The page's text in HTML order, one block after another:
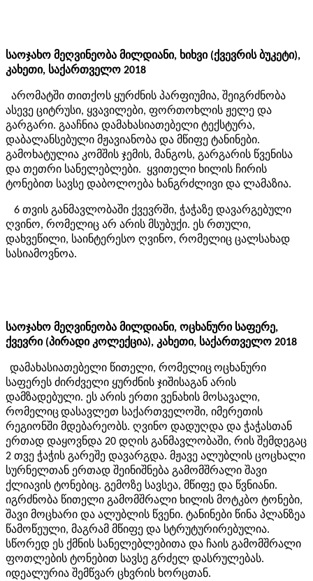
საოჯახო მეღვინეობა მილდიანი, ხიხვი (ქვევრის ბუკეტი),
კახეთი, საქართველო 2018
არომატში თითქოს ყურძნის პარფიუმია, შეიგრძნობა
ასევე ციტრუსი, ყვავილები, ფორთოხლის ჟელე და
გარგარი. გააჩნია დამახასიათებელი ტექსტურა,
დაბალანსებული მჟავიანობა და მწიფე ტანინები.
გამოხატულია კომშის ჯემის, მანგოს, გარგარის წვენისა
და თეთრი სანელებლები. ყვითელი ხილის ჩირის
ტონებით სავსე დაბოლოება ხანგრძლივი და ლამაზია.
6 თვის განმავლობაში ქვევრში, ჭაჭაზე დავარგებული
ღვინო, რომელიც არ არის მსუბუქი. ეს რთული,
დახვეწილი, საინტერესო ღვინო, რომელიც ცალსახად
სასიამოვნოა.
საოჯახო მეღვინეობა მილდიანი, ოცხანური საფერე,
ქვევრი (პირადი კოლექცია), კახეთი, საქართველო 2018
დამახასიათებელი წითელი, რომელიცოცხანური
საფერეს ძირძველი ყურძნის ჯიშისაგან არის
დამზადებული. ეს არის ერთი ვენახის მოსავალი,
რომელიცდასავლეთ საქართველოში, იმერეთის
რეგიონში მდებარეობს. ღვინო დადუღდა და ჭაჭასთან
ერთად დაყოვნდა 20 დღის განმავლობაში, რის შემდეგაც
2 თვე ჭაჭის გარეშე დავარგდა. მჟავე ალუბლის ცოცხალი
სურნელთან ერთად შეინიშნება გამომშრალი შავი
ქლიავის ტონებიც. გემოზე სავსეა, მწიფე და წვნიანი.
იგრძნობა წითელი გამომშრალი ხილის მოტკბო ტონები,
შავი მოცხარი და ალუბლის წვენი. ტანინები წინა პლანზეა
წამოწეული, მაგრამ მწიფე და სტრუტურირებულია.
სწორედ ეს ქმნის სანელებლებითა და ჩაის გამომშრალი
ფოთლების ტონებით სავსე გრძელ დასრულებას.
იდეალურია შემწვარ ცხვრის ხორცთან.